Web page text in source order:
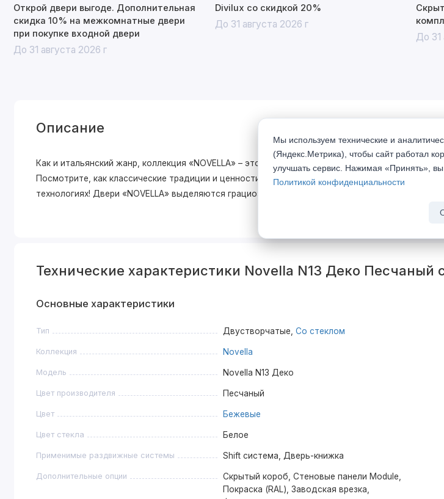
Открой двери выгоде. Дополнительная
скидка 10% на межкомнатные двери
при покупке входной двери
До 31 августа 2026 г
Divilux со скидкой 20%
До 31 августа 2026 г
До 31
Описание
Как и итальянский жанр, коллекция «NOVELLA» – это интересно рассказанная история о
Посмотрите, как классические традиции и ценности органично воплотились в современных
технологиях! Двери «NOVELLA» выделяютcя грациозной геометрией и подчеркнут Ваш хороший
Технические характеристики Novella N13 Деко Песчаный
Основные характеристики
Тип Двустворчатые, Со стеклом
Коллекция Novella
Модель Novella N13 Деко
Цвет производителя Песчаный
Цвет Бежевые
Цвет стекла Белое
Применимые раздвижные системы Shift система, Дверь-книжка
Дополнительные опции
Скрытый короб, Стеновые панели Module,
Покраска (RAL), Заводская врезка,
Мы используем технические и
(Яндекс.Метрика), чтобы сайт работал
улучшать сервис. Нажимая «Принять»,
Политикой конфиденциальности